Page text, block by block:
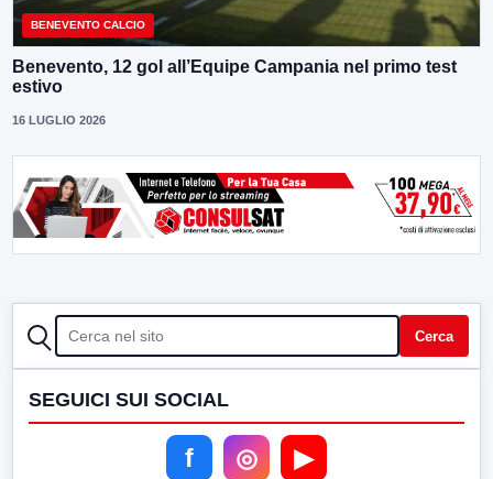
BENEVENTO CALCIO
Benevento, 12 gol all’Equipe Campania nel primo test
estivo
16 LUGLIO 2026
CERCA Cerca
SEGUICI SUI SOCIAL
f ◎ ▶